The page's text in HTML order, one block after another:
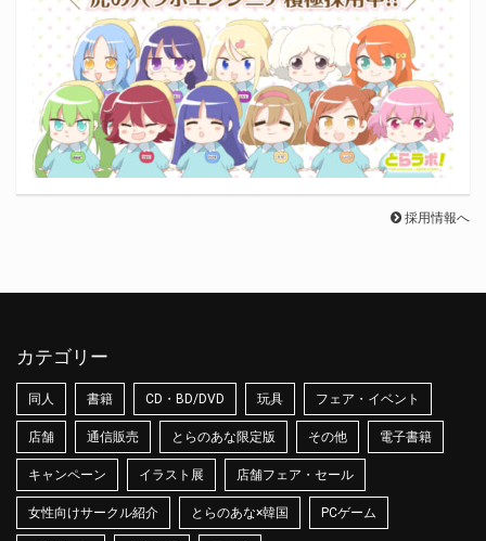
採用情報へ
カテゴリー
同人 書籍 CD・BD/DVD 玩具 フェア・イベント
店舗 通信販売 とらのあな限定版 その他 電子書籍
キャンペーン イラスト展 店舗フェア・セール
女性向けサークル紹介 とらのあな×韓国 PCゲーム